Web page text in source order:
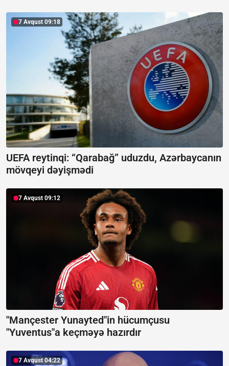
7 Avqust 09:18
UEFA reytinqi: “Qarabağ” uduzdu, Azərbaycanın
mövqeyi dəyişmədi
7 Avqust 09:12
"Mançester Yunayted"in hücumçusu
"Yuventus"a keçməyə hazırdır
7 Avqust 04:22